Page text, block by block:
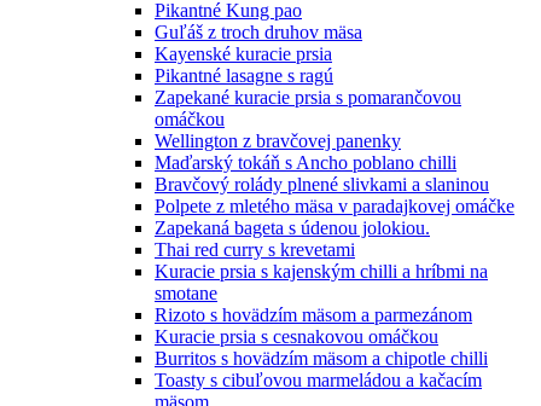
Pikantné Kung pao
Guľáš z troch druhov mäsa
Kayenské kuracie prsia
Pikantné lasagne s ragú
Zapekané kuracie prsia s pomarančovou
omáčkou
Wellington z bravčovej panenky
Maďarský tokáň s Ancho poblano chilli
Bravčový rolády plnené slivkami a slaninou
Polpete z mletého mäsa v paradajkovej omáčke
Zapekaná bageta s údenou jolokiou.
Thai red curry s krevetami
Kuracie prsia s kajenským chilli a hríbmi na
smotane
Rizoto s hovädzím mäsom a parmezánom
Kuracie prsia s cesnakovou omáčkou
Burritos s hovädzím mäsom a chipotle chilli
Toasty s cibuľovou marmeládou a kačacím
mäsom